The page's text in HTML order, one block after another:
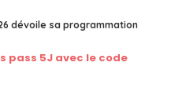
dévoile sa programmation
pass 5J avec le code